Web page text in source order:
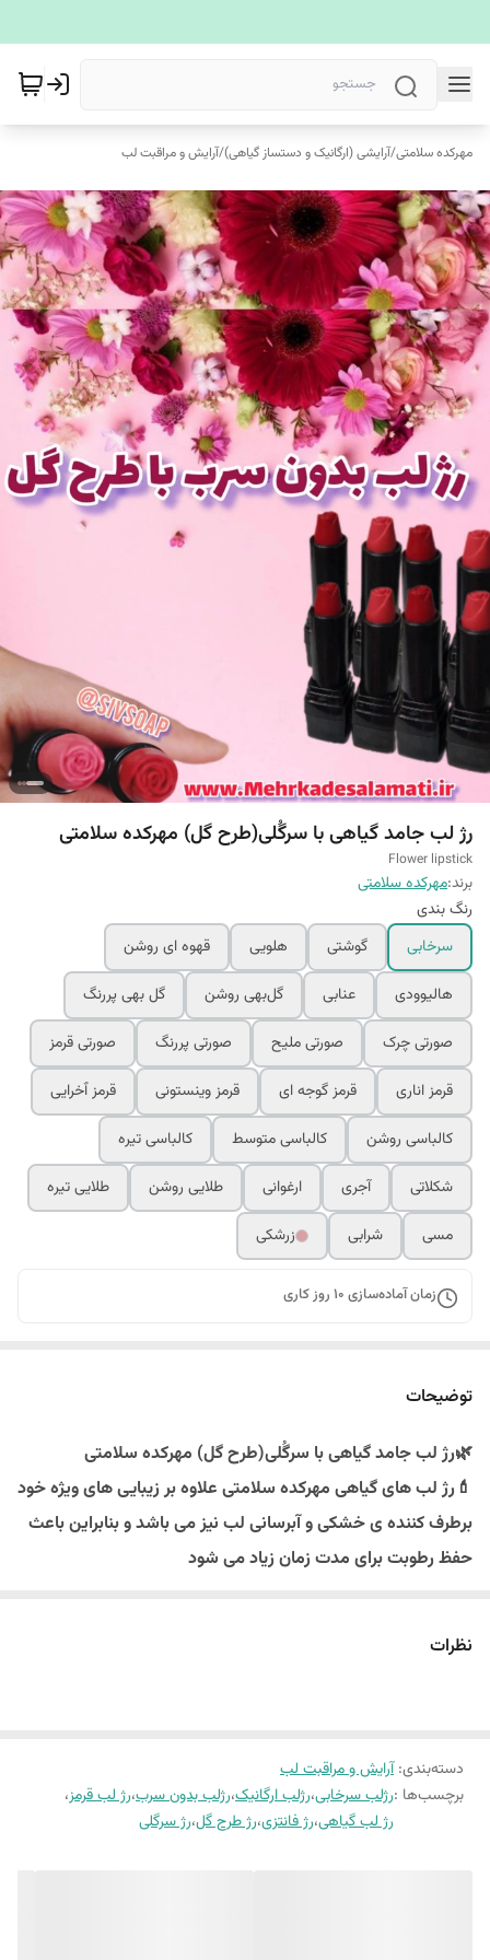
مهرکده سلامتی/آرایشی (ارگانیک و دستساز گیاهی)/آرایش و مراقبت لب
رژ لب جامد گیاهی با سرگُلی(طرح گل) مهرکده سلامتی
Flower lipstick
برند:مهرکده سلامتی
رنگ بندی
سرخابی
گوشتی هلویی
قهوه ای روشن
هالیوودی
عنابی گل‌بهی روشن
گل بهی پررنگ
صورتی چرک
صورتی ملیح صورتی پررنگ
صورتی قرمز
قرمز اناری
قرمز گوجه ای قرمز وینستونی
قرمز ٱخرایی
کالباسی روشن
کالباسی متوسط
کالباسی تیره
شکلاتی
آجری ارغوانی طلایی روشن
طلایی تیره
مسی
شرابی زرشکی
زمان آماده‌سازی 10 روز کاری
توضیحات
🌿رژ لب جامد گیاهی با سرگُلی(طرح گل) مهرکده سلامتی
💄رژ لب های گیاهی مهرکده سلامتی علاوه بر زیبایی های ویژه خود
برطرف کننده ی خشکی و آبرسانی لب نیز می باشد و بنابراین باعث
حفظ رطوبت برای مدت زمان زیاد می شود
✅پیگمنت عالی و ماندگاری بالا
📌رنگ بندی👇
نظرات
دسته‌بندی:آرایش و مراقبت لب
برچسب‌ها :رژلب سرخابی،رژلب ارگانیک،رژلب بدون سرب،رژ لب قرمز،
رژ لب گیاهی،رژ فانتزی،رژ طرح گل،رژ سرگلی